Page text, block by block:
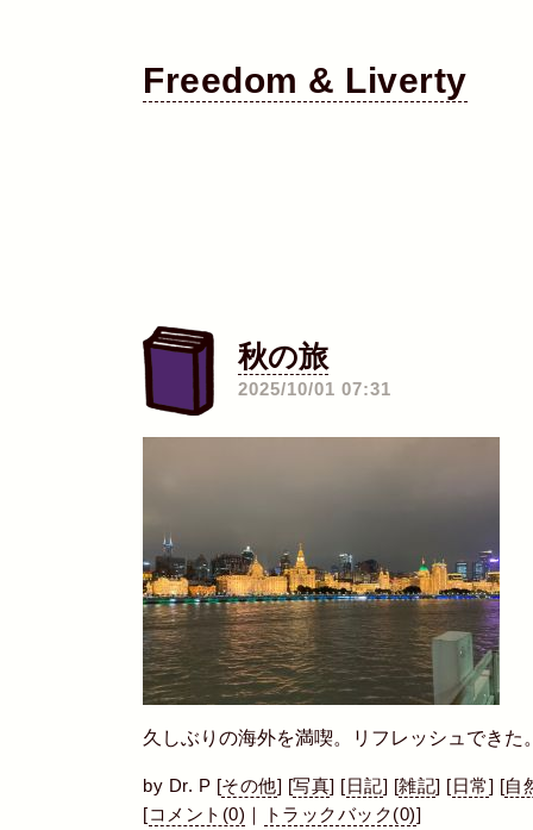
Freedom & Liverty
秋の旅
2025/10/01 07:31
久しぶりの海外を満喫。リフレッシュできた
by Dr. P [その他] [写真] [ 日記] [雑記] [ 日常] [自
[コメント(0) トラックバック(0)]